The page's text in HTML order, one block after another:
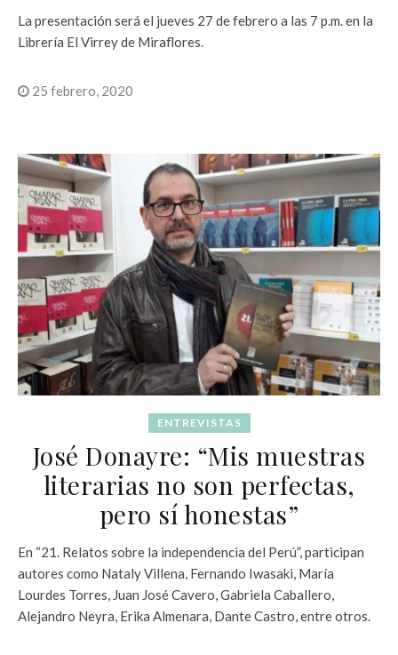
La presentación será el jueves 27 de febrero a las 7 p.m. en la
Librería El Virrey de Miraflores.
25 febrero, 2020
ENTREVISTAS
José Donayre: “Mis muestras
literarias no son perfectas,
pero sí honestas”
En “21. Relatos sobre la independencia del Perú”, participan
autores como Nataly Villena, Fernando Iwasaki, María
Lourdes Torres, Juan José Cavero, Gabriela Caballero,
Alejandro Neyra, Erika Almenara, Dante Castro, entre otros.